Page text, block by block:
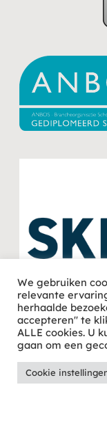
We gebruiken
relevante
herhaalde
accepteren" te
ALLE cookies. U
gaan om een
Cookie